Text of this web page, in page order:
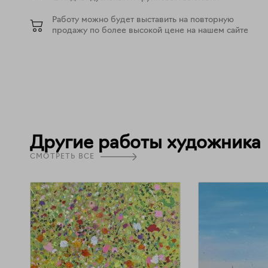
Работу можно будет выставить на повторную
продажу по более высокой цене на нашем сайте
Другие работы художника
СМОТРЕТЬ ВСЕ